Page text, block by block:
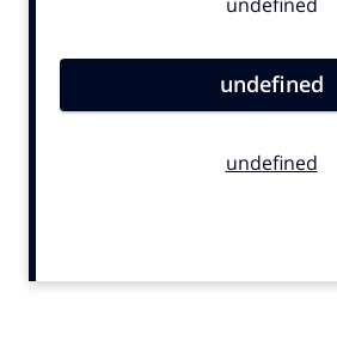
Campagnes
Data & Insights